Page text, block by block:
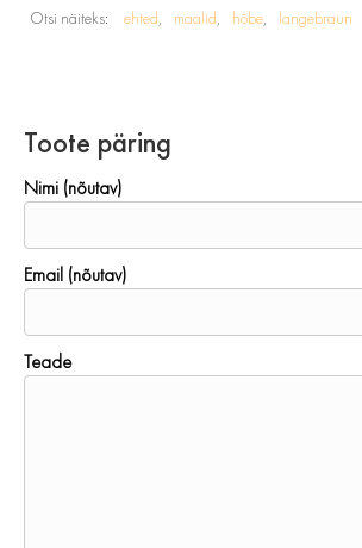
Otsi näiteks: ehted maalid hõbe langebraun
Toote päring
Nimi (nõutav)
Email (nõutav)
Teade